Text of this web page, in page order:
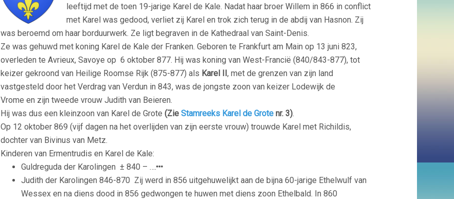
leeftijd met de toen 19-jarige Karel de Kale. Nadat haar broer Willem in 866 in conflict
met Karel was gedood, verliet zij Karel en trok zich terug in de abdij van Hasnon. Zij
was beroemd om haar borduurwerk. Ze ligt begraven in de Kathedraal van Saint-Denis.
Ze was gehuwd met koning Karel de Kale der Franken. Geboren te Frankfurt am Main op 13 juni 823,
overleden te Avrieux, Savoye op 6 oktober 877. Hij was koning van West-Francië (840/843-877), tot
keizer gekroond van Heilige Roomse Rijk (875-877) als Karel II, met de grenzen van zijn land
vastgesteld door het Verdrag van Verdun in 843, was de jongste zoon van keizer Lodewijk de
Vrome en zijn tweede vrouw Judith van Beieren.
Hij was dus een kleinzoon van Karel de Grote (Zie Stamreeks Karel de Grote nr. 3).
Op 12 oktober 869 (vijf dagen na het overlijden van zijn eerste vrouw) trouwde Karel met Richildis,
dochter van Bivinus van Metz.
Kinderen van Ermentrudis en Karel de Kale:
Guldreguda der Karolingen ± 840 – ….
Judith der Karolingen 846-870 Zij werd in 856 uitgehuwelijkt aan de bijna 60-jarige Ethelwulf van
Wessex en na diens dood in 856 gedwongen te huwen met diens zoon Ethelbald. In 860